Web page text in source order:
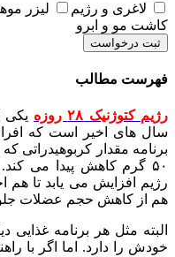
لاغری و رژیم
لیزر
کاشت مو و ابرو
ثبت درخواست
فهرست مطالب
رژیم کتوژنیک ۲۸ روزه
یکی
سال های اخیر است که
۵۰ گرم کاهش پیدا می
رژیم افزایش می یابد تا
هم از کاهش حجم عضلات
البته مثل هر برنامه غذایی
خودش را دارد. اما اگر با